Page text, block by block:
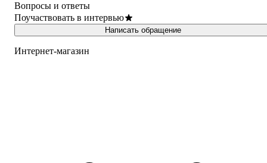
Вопросы и ответы
Поучаствовать в интервью
Написать обращение
Интернет-магазин